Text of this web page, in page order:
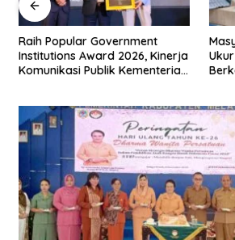
Raih Popular Government
Institutions Award 2026, Kinerja
Komunikasi Publik Kementerian